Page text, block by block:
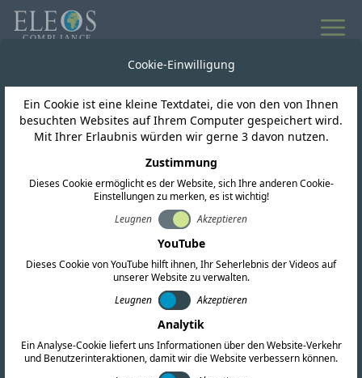
Neuigkeiten und
Updates
Cookie-Einwilligung
Ein Cookie ist eine kleine Textdatei, die von den von Ihnen
besuchten Websites auf Ihrem Computer gespeichert wird.
Mit Ihrer Erlaubnis würden wir gerne 3 davon nutzen.
Zustimmung
Dieses Cookie ermöglicht es der Website, sich Ihre anderen Cookie-
Einstellungen zu merken, es ist wichtig!
Leugnen
Akzeptieren
YouTube
Dieses Cookie von YouTube hilft ihnen, Ihr Seherlebnis der Videos auf
unserer Website zu verwalten.
Leugnen
Akzeptieren
Analytik
Ein Analyse-Cookie liefert uns Informationen über den Website-Verkehr
und Benutzerinteraktionen, damit wir die Website verbessern können.